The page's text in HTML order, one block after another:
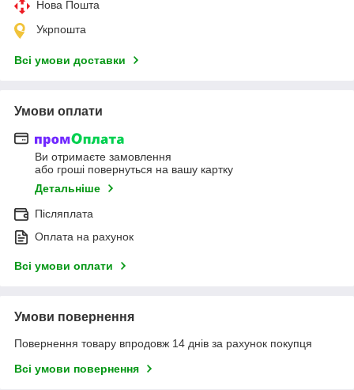
Нова Пошта
Укрпошта
Всі умови доставки
Умови оплати
Ви отримаєте замовлення
або гроші повернуться на вашу картку
Детальніше
Післяплата
Оплата на рахунок
Всі умови оплати
Умови повернення
Повернення товару впродовж 14 днів за рахунок покупця
Всі умови повернення